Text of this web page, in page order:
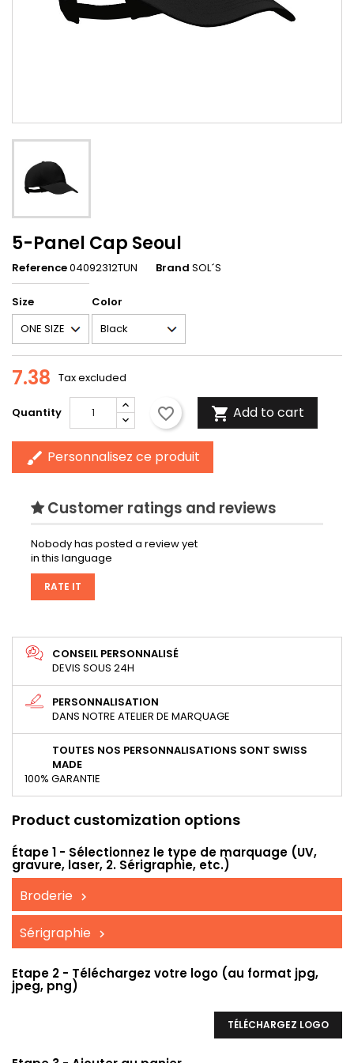
5-Panel Cap Seoul
Reference04092312TUN Brand SOL´S
Size Color
7.38 Tax excluded
Quantity favorite_border  Add to cart
brush Personnalisez ce produit
Customer ratings and reviews
Nobody has posted a review yet
in this language
RATE IT
CONSEIL PERSONNALISÉ
DEVIS SOUS 24H
PERSONNALISATION
DANS NOTRE ATELIER DE MARQUAGE
TOUTES NOS PERSONNALISATIONS SONT SWISS
MADE
100% GARANTIE
Product customization options
Étape 1 - Sélectionnez le type de marquage (UV,
gravure, laser, 2. Sérigraphie, etc.)
Broderie
Sérigraphie
Etape 2 - Téléchargez votre logo (au format jpg,
jpeg, png)
TÉLÉCHARGEZ LOGO